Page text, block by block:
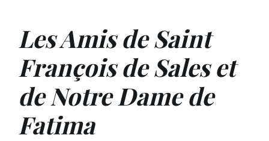
Les Amis de Saint
François de Sales et
de Notre Dame de
Fatima